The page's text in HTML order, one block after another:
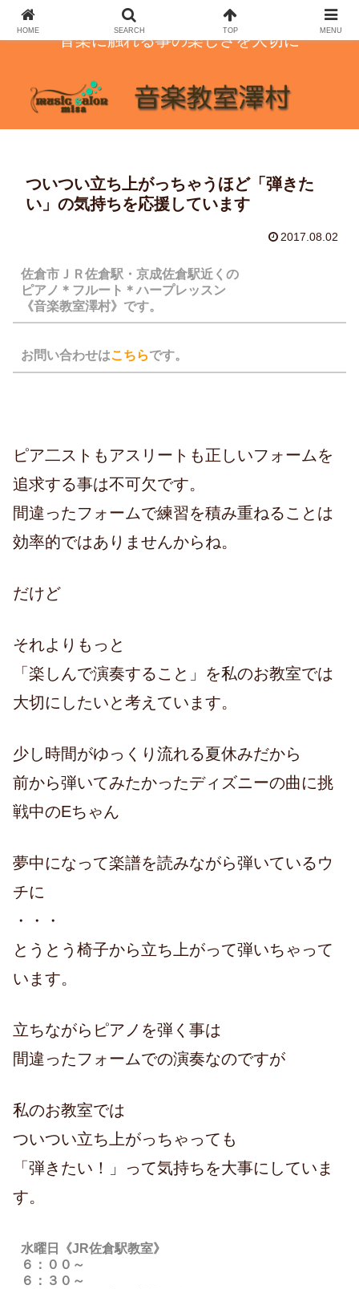
音楽に触れる事の楽しさを大切に
ついつい立ち上がっちゃうほど「弾きた
い」の気持ちを応援しています
2017.08.02
佐倉市ＪＲ佐倉駅・京成佐倉駅近くの
ピアノ＊フルート＊ハープレッスン
《音楽教室澤村》です。
お問い合わせはこちらです。
ピア二ストもアスリートも正しいフォームを
追求する事は不可欠です。
間違ったフォームで練習を積み重ねることは
効率的ではありませんからね。
だけど
それよりもっと
「楽しんで演奏すること」を私のお教室では
大切にしたいと考えています。
少し時間がゆっくり流れる夏休みだから
前から弾いてみたかったディズニーの曲に挑
戦中のEちゃん
夢中になって楽譜を読みながら弾いているウ
チに
・・・
とうとう椅子から立ち上がって弾いちゃって
います。
立ちながらピアノを弾く事は
間違ったフォームでの演奏なのですが
私のお教室では
ついつい立ち上がっちゃっても
「弾きたい！」って気持ちを大事にしていま
す。
水曜日《JR佐倉駅教室》
６：００～
６：３０～
HOME SEARCH TOP MENU